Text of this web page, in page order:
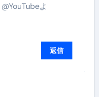
@YouTubeよ
返信